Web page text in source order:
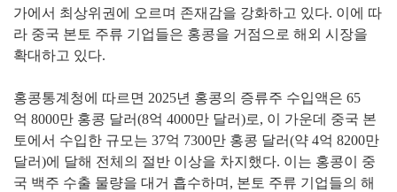
가에서 최 상위권에 오르며 존재감을 강화하고 있다. 이에 따
라 중국 본 토 주류 기업들은 홍콩을 거점으로 해외 시장을
확대하고 있다.
홍콩통계청에 따르면 2025년 홍콩의 증류주 수입액은 65
억 8000만 홍콩 달러(8억 4000만 달러)로, 이 가운데 중국 본
토에서 수입한 규모는 37억 7300만 홍콩 달러(약 4억 8200만
달러)에 달해 전체의 절반 이상을 차지했다. 이는 홍콩이 중
국 백주 수출 물량을 대거 흡수하며, 본토 주류 기업들의 해